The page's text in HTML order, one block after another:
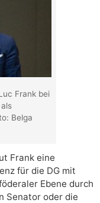
Frank bei
Belga
Frank eine
für die DG mit
Ebene durch
Senator oder die